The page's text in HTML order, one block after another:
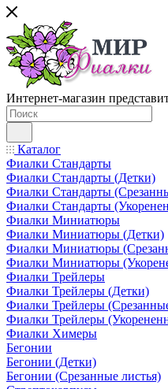
Интернет-магазин
Каталог
Фиалки Стандарты
Фиалки Стандарты (Детки)
Фиалки Стандарты
Фиалки Стандарты
Фиалки Миниатюры
Фиалки Миниатюры (Детки)
Фиалки Миниатюры
Фиалки Миниатюры
Фиалки Трейлеры
Фиалки Трейлеры (Детки)
Фиалки Трейлеры
Фиалки Трейлеры
Фиалки Химеры
Бегонии
Бегонии (Детки)
Бегонии (Срезанные листья)